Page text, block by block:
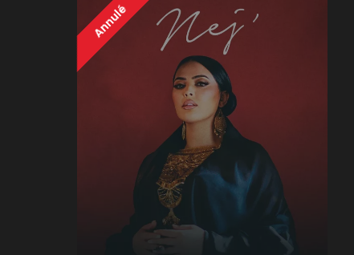
Annulé